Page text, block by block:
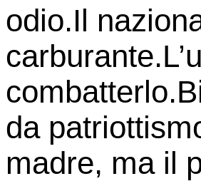
odio.Il
da
madre, ma il